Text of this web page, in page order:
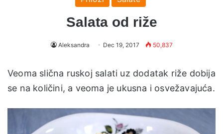
Salata od riže
Aleksandra Dec 19, 2017 50,837
Veoma slična ruskoj salati uz dodatak riže dobija
se na količini, a veoma je ukusna i osvežavajuća.